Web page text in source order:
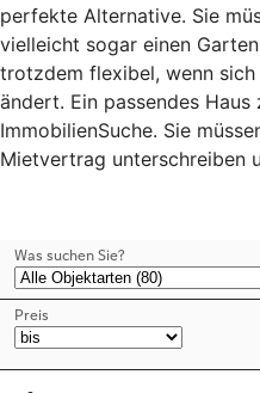
perfekte Alternative. Sie
vielleicht sogar einen
trotzdem flexibel, wenn
ändert. Ein passendes
ImmobilienSuche. Sie
Mietvertrag unterschreiben